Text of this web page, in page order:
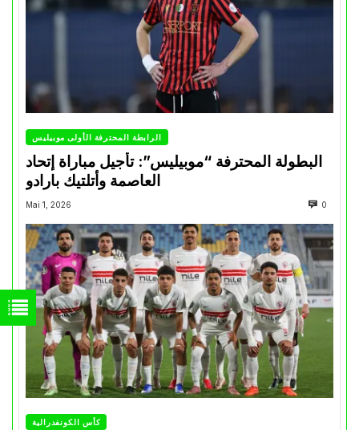
الرابطة المحترفة الأولى موبيليس
البطولة المحترفة “موبيليس”: تأجيل مباراة إتحاد
العاصمة وأتلتيك بارادو
Mai 1, 2026 0
كأس الكونفدرالية